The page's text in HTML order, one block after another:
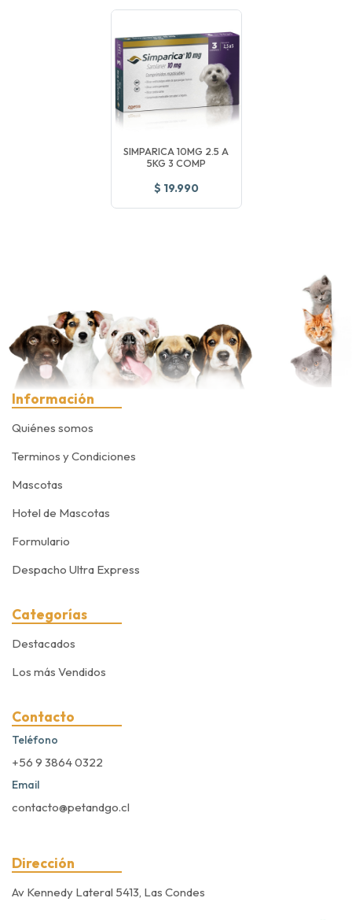
SIMPARICA 10MG 2.5 A
5KG 3 COMP
$ 19.990
Información
Quiénes somos
Terminos y Condiciones
Mascotas
Hotel de Mascotas
Formulario
Despacho Ultra Express
Categorías
Destacados
Los más Vendidos
Contacto
Teléfono
+56 9 3864 0322
Email
contacto@petandgo.cl
Dirección
Av Kennedy Lateral 5413, Las Condes